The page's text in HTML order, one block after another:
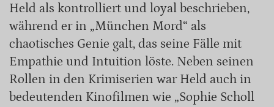
Held als kontrolliert und loyal beschrieben,
während er in „München Mord“ als
chaotisches Genie galt, das seine Fälle mit
Empathie und Intuition löste. Neben seinen
Rollen in den Krimiserien war Held auch in
bedeutenden Kinofilmen wie „Sophie Scholl